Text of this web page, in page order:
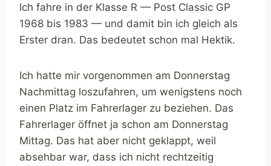
Ich fahre in der Klasse R — Post Classic GP
1968 bis 1983 — und damit bin ich gleich als
Erster dran. Das bedeutet schon mal Hektik.
Ich hatte mir vorgenommen am Donnerstag
Nachmittag loszufahren, um wenigstens noch
einen Platz im Fahrerlager zu beziehen. Das
Fahrerlager öffnet ja schon am Donnerstag
Mittag. Das hat aber nicht geklappt, weil
absehbar war, dass ich nicht rechtzeitig